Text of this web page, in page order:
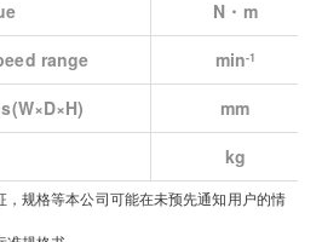
N・m
range
min‐1
mm
kg
规格等本公司可能在未预先通知用户的情